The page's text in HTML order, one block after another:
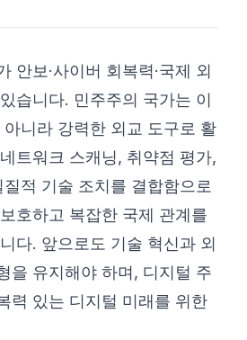
안보·사이버 회복력·국제 외
습니다. 민주주의 국가는 이
니라 강력한 외교 도구로 활
트워크 스캐닝, 취약점 평가,
적 기술 조치를 결합함으로
호하고 복잡한 국제 관계를
다. 앞으로도 기술 혁신과 외
을 유지해야 하며, 디지털 주
력 있는 디지털 미래를 위한